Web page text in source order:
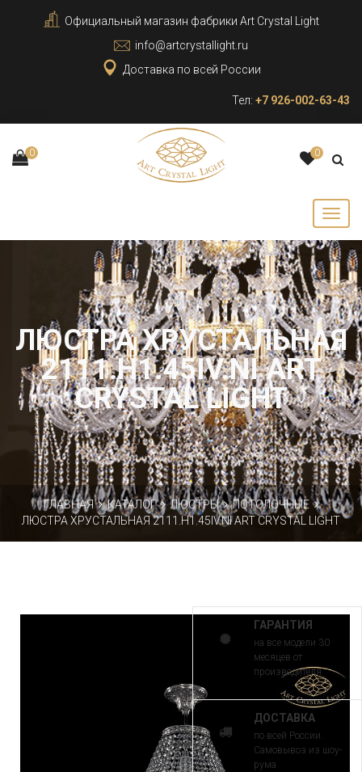
Официальный магазин фабрики Art Crystal Light
info@artcrystallight.ru
Доставка по всей России
Тел: +7 926-002-63-43
0 0
ЛЮСТРА ХРУСТАЛЬНАЯ
2111.H1.45IV.NI ART
CRYSTAL LIGHT
ГЛАВНАЯ КАТАЛОГ ЛЮСТРЫ
ПОТОЛОЧНЫЕ
ЛЮСТРА ХРУСТАЛЬНАЯ 2111.H1.45IV.NI ART CRYSTAL LIGHT
ГАРАНТИЯ
на все модели 30
месяцев от
производителя
ДОСТАВКА
по всей России.
Самовывоз из шоу-
рума